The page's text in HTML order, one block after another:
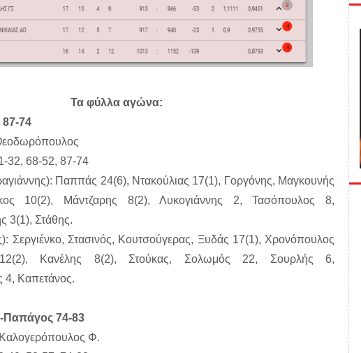
Τα φύλλα αγώνα:
87-74
32, 68-52, 87-74
Παππάς 24(6), Ντακούλιας 17(1), Γοργόνης, Μαγκουνής
10(2), Μάντζαρης 8(2), Λυκογιάννης 2, Τασόπουλος 8,
3(1), Στάθης.
Σεργιένκο, Στασινός, Κουτσούγερας, Ξυδάς 17(1), Χρονόπουλος
Κανέλης 8(2), Στούκας, Σολωμός 22, Σουρλής 6,
Καπετάνος.
74-83
Φ.